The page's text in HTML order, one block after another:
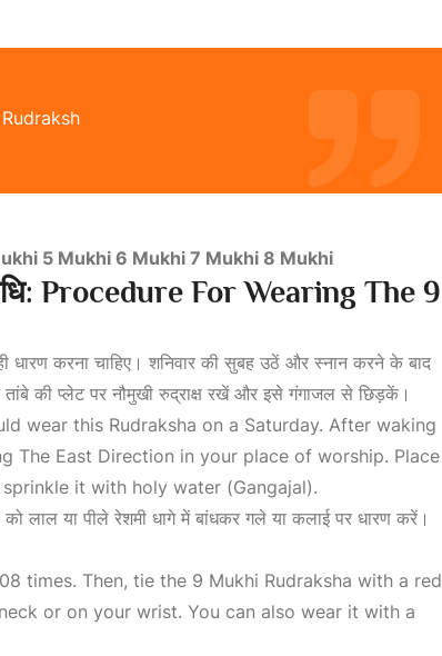
5 Mukhi 6 Mukhi 7 Mukhi 8 Mukhi
Procedure For Wearing The 9
धारण करना चाहिए। शनिवार की सुबह उठें और स्नान करने के बाद
की प्लेट पर नौमुखी रुद्राक्ष रखें और इसे गंगाजल से छिड़कें।
wear this Rudraksha on a Saturday. After waking
The East Direction in your place of worship. Place
it with holy water (Gangajal).
लाल या पीले रेशमी धागे में बांधकर गले या कलाई पर धारण करें।
times. Then, tie the 9 Mukhi Rudraksha with a red
or on your wrist. You can also wear it with a